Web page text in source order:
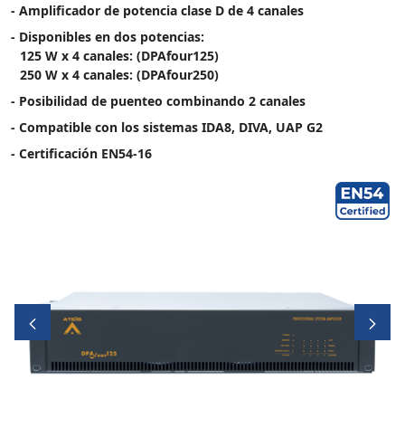
- Amplificador de potencia clase D de 4 canales
- Disponibles en dos potencias:
125 W x 4 canales: (DPAfour125)
250 W x 4 canales: (DPAfour250)
- Posibilidad de puenteo combinando 2 canales
- Compatible con los sistemas IDA8, DIVA, UAP G2
- Certificación EN54-16